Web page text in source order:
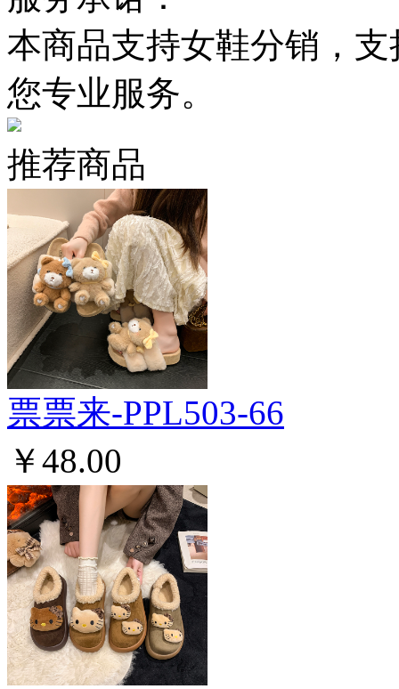
本商品支持女鞋分销，
您专业服务。
推荐商品
票票来-PPL503-66
￥48.00